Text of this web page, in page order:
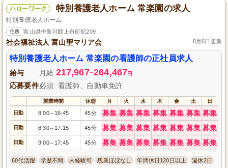
ハローワーク 特別養護老人ホーム 常楽園の求人
特別養護老人ホーム
住所 富山県中新川郡上市町舘209
社会福祉法人 富山聖マリア会 8月6日更新
特別養護老人ホーム 常楽園の看護師の正社員求人
給与 月給 217,967~264,467円
応募要件必須: 看護師、自動車免許
就業時間 休憩 月 火 水 木 金 土 日
日勤 8:00～ 16:45 45分 募集 募集 募集 募集 募集 募集 募集
日勤 8:30～ 17:15 45分 募集 募集 募集 募集 募集 募集 募集
日勤 9:00～ 17:45 45分 募集 募集 募集 募集 募集 募集 募集
60代活躍 学歴不問 未経験可 残業ほぼなし 年間休日120日以上 週休2日